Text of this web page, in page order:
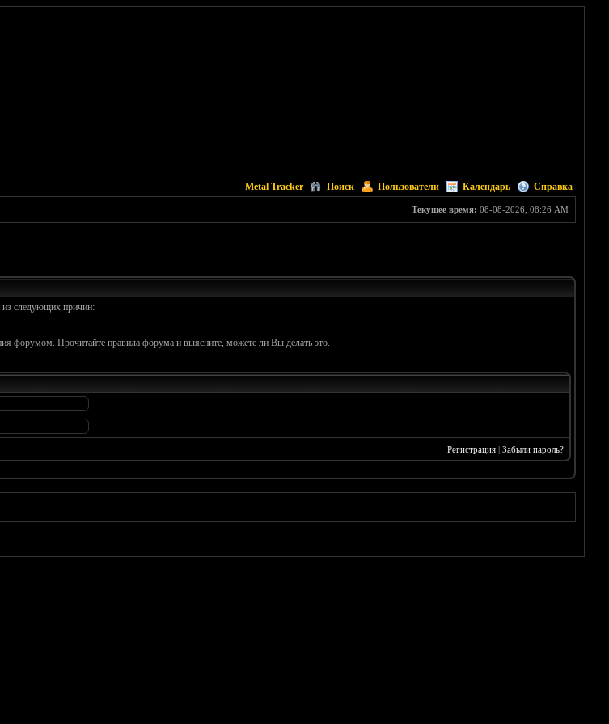
Metal Tracker Поиск Пользователи Календарь Справка
Текущее время: 08-08-2026, 08:26 AM
из следующих причин:
форумом. Прочитайте правила форума и выясните, можете ли Вы делать это.
Регистрация| Забыли пароль?